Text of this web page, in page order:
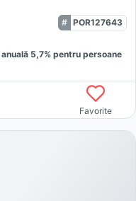
POR127643
anuală 5,7% pentru persoane
Favorite